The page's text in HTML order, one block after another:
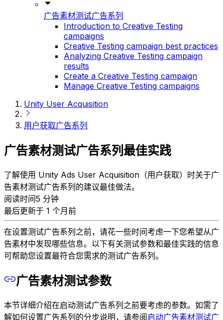
广告素材测试广告系列
Introduction to Creative Testing
campaigns
Creative Testing campaign best practices
Analyzing Creative Testing campaign
results
Create a Creative Testing campaign
Manage Creative Testing campaigns
Unity User Acquisition
用户获取广告系列
广告素材测试广告系列最佳实践
了解使用 Unity Ads User Acquisition（用户获取）时关于广
告素材测试广告系列的建议最佳做法。
阅读时间5 分钟
最后更新于 1 个月前
在设置测试广告系列之前，请花一些时间考虑一下您希望从广
告素材中发现哪些信息。以下有关测试参数和最佳实践的信息
可帮助您设置最符合您需求的测试广告系列。
广告素材测试参数
本节详细介绍在启动测试广告系列之前要考虑的参数。如需了
解如何设置广告系列的分步说明，请参阅启动广告素材测试广